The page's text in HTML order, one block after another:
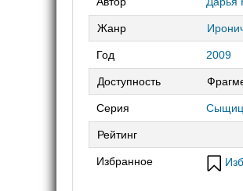
Жанр
Год 2009
Доступность
Серия
Рейтинг
Избранное